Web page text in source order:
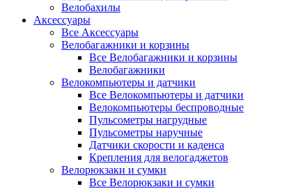
Велобахилы
Аксессуары
Все Аксессуары
Велобагажники и корзины
Все Велобагажники и корзины
Велобагажники
Велокомпьютеры и датчики
Все Велокомпьютеры и датчики
Велокомпьютеры беспроводные
Пульсометры нагрудные
Пульсометры наручные
Датчики скорости и каденса
Крепления для велогаджетов
Велорюкзаки и сумки
Все Велорюкзаки и сумки